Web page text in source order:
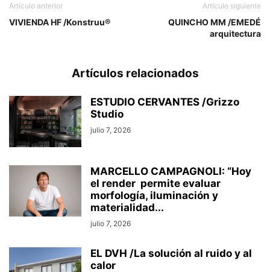
Artículo anterior
VIVIENDA HF /Konstruu®
Artículo siguiente
QUINCHO MM /EMEDÉ
arquitectura
Artículos relacionados
ESTUDIO CERVANTES /Grizzo
Studio
julio 7, 2026
MARCELLO CAMPAGNOLI: “Hoy
el render permite evaluar
morfología, iluminación y
materialidad...
julio 7, 2026
EL DVH /La solución al ruido y al
calor